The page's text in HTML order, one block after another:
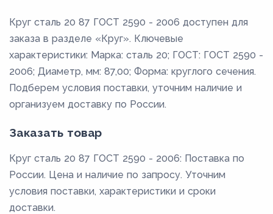
Круг сталь 20 87 ГОСТ 2590 - 2006 доступен для
заказа в разделе «Круг». Ключевые
характеристики: Марка: сталь 20; ГОСТ: ГОСТ 2590 -
2006; Диаметр, мм: 87,00; Форма: круглого сечения.
Подберем условия поставки, уточним наличие и
организуем доставку по России.
Заказать товар
Круг сталь 20 87 ГОСТ 2590 - 2006: Поставка по
России. Цена и наличие по запросу. Уточним
условия поставки, характеристики и сроки
доставки.